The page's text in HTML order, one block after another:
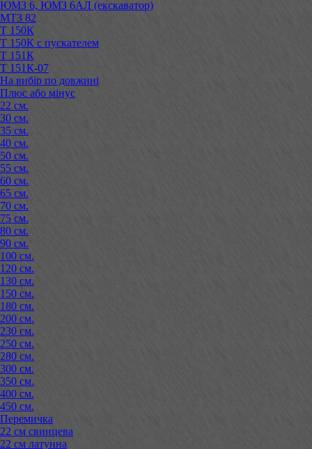
ЮМЗ 6, ЮМЗ 6АЛ (екскаватор)
МТЗ 82
Т 150К
Т 150К с пускателем
Т 151К
Т 151К-07
На вибір по довжині
Плюс або мінус
22 см.
30 см.
35 см.
40 см.
50 см.
55 см.
60 см.
65 см.
70 см.
75 см.
80 см.
90 см.
100 см.
120 см.
130 см.
150 см.
180 см.
200 см.
230 см.
250 см.
280 см.
300 см.
350 см.
400 см.
450 см.
Перемичка
22 см свинцева
22 см латунна